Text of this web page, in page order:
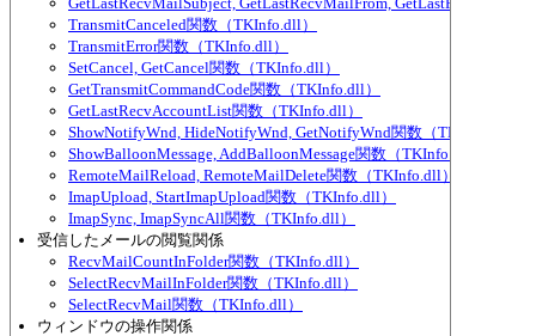
TransmitCanceled関数（TKInfo.dll）
TransmitError関数（TKInfo.dll）
SetCancel, GetCancel関数（TKInfo.dll）
GetTransmitCommandCode関数（TKInfo.dll）
GetLastRecvAccountList関数（TKInfo.dll）
ShowNotifyWnd, HideNotifyWnd, GetNotifyWnd関数（TKInfo.dll）
ShowBalloonMessage, AddBalloonMessage関数（TKInfo.dll）
RemoteMailReload, RemoteMailDelete関数（TKInfo.dll）
ImapUpload, StartImapUpload関数（TKInfo.dll）
ImapSync, ImapSyncAll関数（TKInfo.dll）
受信したメールの閲覧関係
RecvMailCountInFolder関数（TKInfo.dll）
SelectRecvMailInFolder関数（TKInfo.dll）
SelectRecvMail関数（TKInfo.dll）
ウィンドウの操作関係